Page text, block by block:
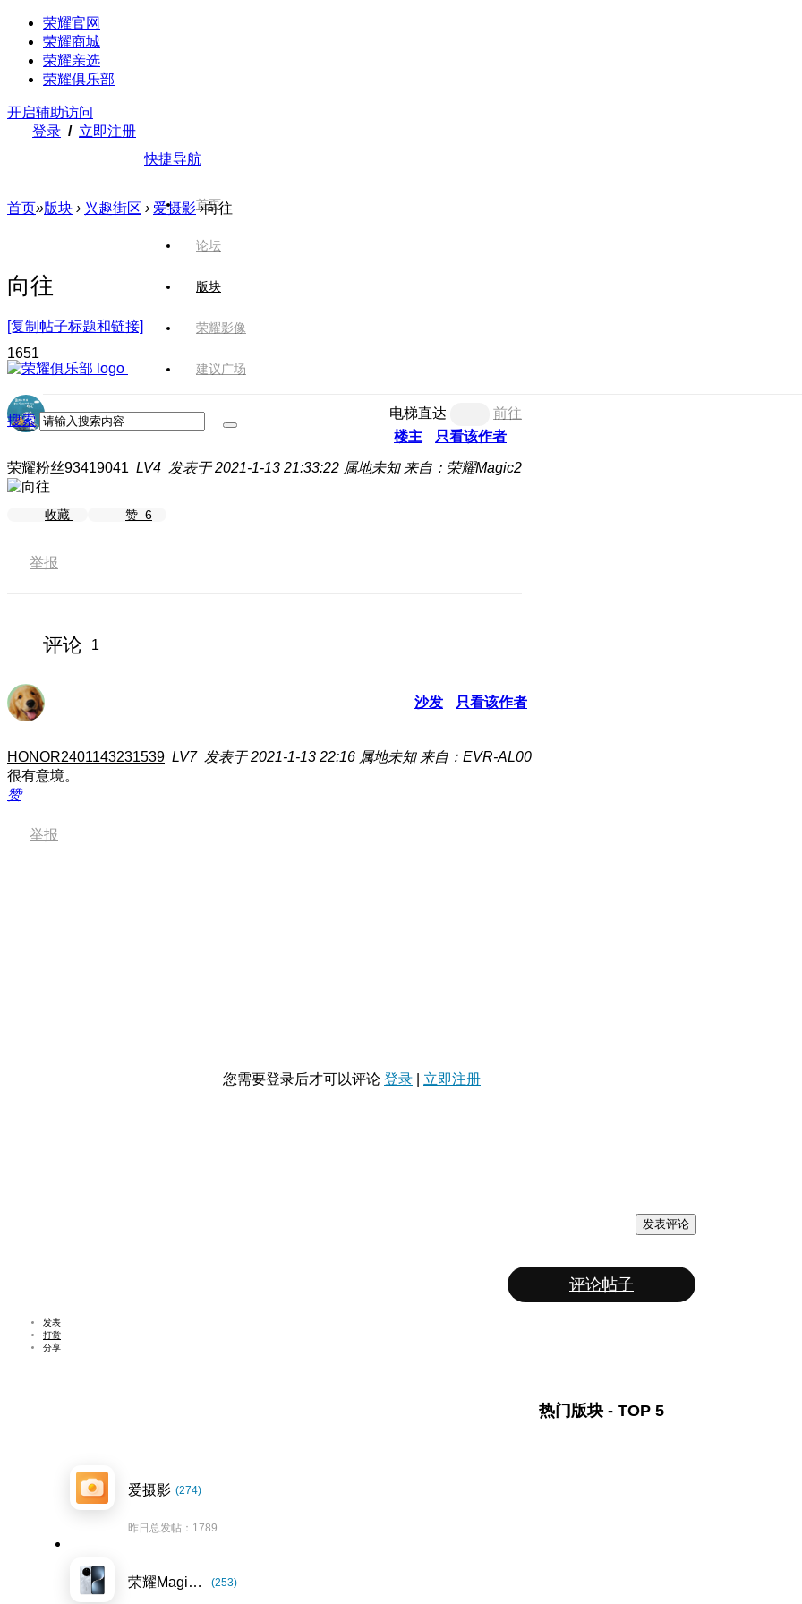
荣耀官网
荣耀商城
荣耀亲选
荣耀俱乐部
开启辅助访问
登录 / 立即注册
快捷导航
首页
论坛
版块
荣耀影像
建议广场
搜索
首页»版块 › 兴趣街区 › 爱摄影 ›向往
向往
[复制帖子标题和链接]
1651
电梯直达
前往
楼主
只看该作者
荣耀粉丝93419041 LV4 发表于 2021-1-13 21:33:22 属地未知 来自：荣耀Magic2
收藏 赞 6
举报
评论 1
沙发 只看该作者
HONOR2401143231539 LV7 发表于 2021-1-13 22:16 属地未知 来自：EVR-AL00
很有意境。
赞
举报
您需要登录后才可以评论 登录 立即注册
发表评论
评论帖子
发表
打赏
分享
热门版块 - TOP 5
爱摄影 (274)
昨日总发帖：1789
荣耀Magic7系列 (253)